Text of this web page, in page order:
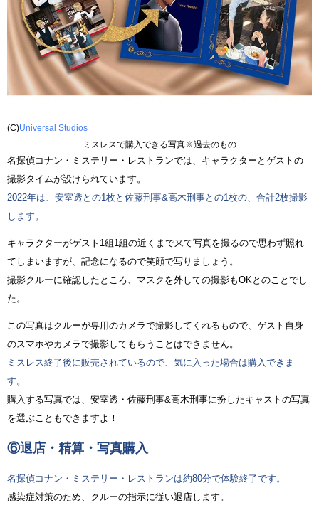
(C)Universal Studios
ミスレスで購入できる写真※過去のもの
名探偵コナン・ミステリー・レストランでは、キャラクターとゲストの
撮影タイムが設けられています。
2022年は、安室透との1枚と佐藤刑事&高木刑事との1枚の、合計2枚撮影
します。
キャラクターがゲスト1組1組の近くまで来て写真を撮るので思わず照れ
てしまいますが、記念になるので笑顔で写りましょう。
撮影クルーに確認したところ、マスクを外しての撮影もOKとのことでし
た。
この写真はクルーが専用のカメラで撮影してくれるもので、ゲスト自身
のスマホやカメラで撮影してもらうことはできません。
ミスレス終了後に販売されているので、気に入った場合は購入できま
す。
購入する写真では、安室透・佐藤刑事&高木刑事に扮したキャストの写真
を選ぶこともできますよ！
⑥退店・精算・写真購入
名探偵コナン・ミステリー・レストランは約80分で体験終了です。
感染症対策のため、クルーの指示に従い退店します。